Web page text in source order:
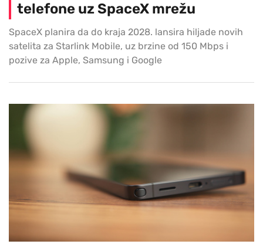
telefone uz SpaceX mrežu
SpaceX planira da do kraja 2028. lansira hiljade novih
satelita za Starlink Mobile, uz brzine od 150 Mbps i
pozive za Apple, Samsung i Google